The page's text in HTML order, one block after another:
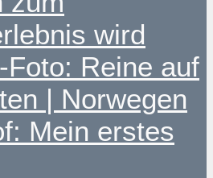
wird
Foto: Reine auf
| Norwegen
Mein erstes